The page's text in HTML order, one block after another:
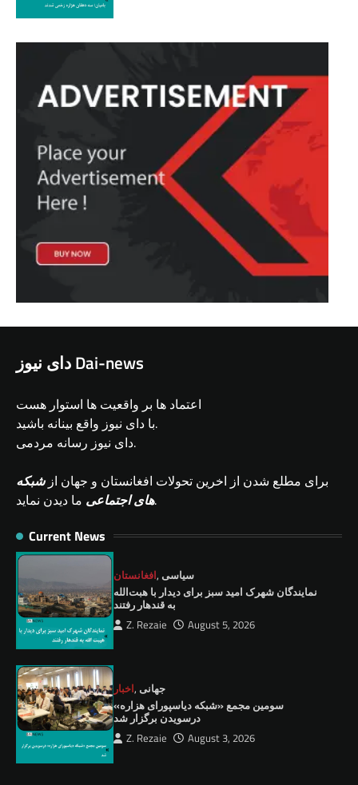
دای نیوز Dai-news
اعتماد ها بر واقعیت ها استوار هست
با دای نیوز واقع بینانه باشید.
دای نیوز رسانه مردمی.
برای مطلع شدن از اخرین تحولات افغانستان و جهان ازشبکه
های اجتماعیما دیدن نماید.
Current News
افغانستان, سیاسی
نمايندگان شهرک امید سبز برای دیدار با هبت‌الله
به قندهار رفتند
Z. Rezaie August 5, 2026
اخبار, جهانی
سومین مجمع «شبکه دیاسپورای هزاره»
درسویدن برگزار شد
Z. Rezaie August 3, 2026